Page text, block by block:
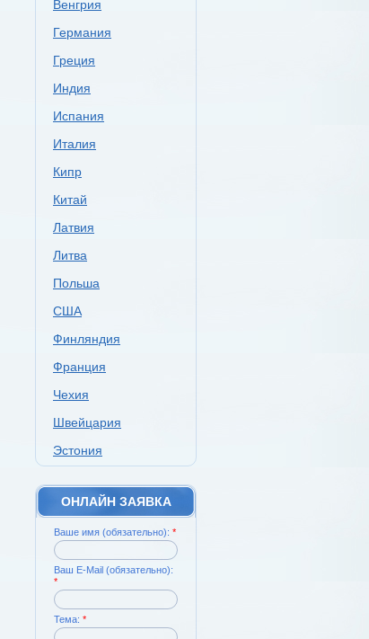
Венгрия
Германия
Греция
Индия
Испания
Италия
Кипр
Китай
Латвия
Литва
Польша
США
Финляндия
Франция
Чехия
Швейцария
Эстония
ОНЛАЙН ЗАЯВКА
Ваше имя (обязательно): *
Ваш E-Mail (обязательно):
*
Тема: *